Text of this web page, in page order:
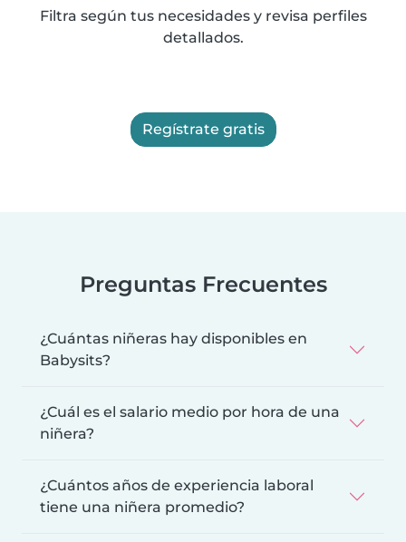
Filtra según tus necesidades y revisa perfiles
detallados.
Regístrate gratis
Preguntas Frecuentes
¿Cuántas niñeras hay disponibles en
Babysits?
¿Cuál es el salario medio por hora de una
niñera?
¿Cuántos años de experiencia laboral
tiene una niñera promedio?